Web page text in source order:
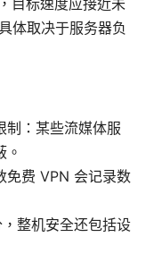
体取决于服务器负
制：某些流媒体服
免费 VPN 会记录数
整机安全还包括设